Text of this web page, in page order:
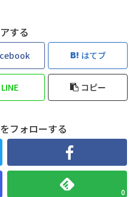
する
はてブ
LINE コピー
フォローする
0